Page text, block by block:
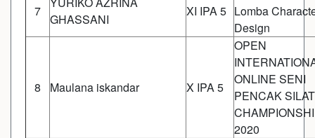
7
GHASSANI
XI IPA 5 Lomba
Design
8 Maulana iskandar X IPA 5
OPEN
ONLINE SENI
PENCAK SILAT
2020